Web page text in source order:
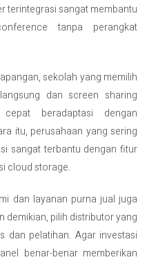
terintegrasi sangat membantu
tanpa perangkat
sekolah yang memilih
dan screen sharing
beradaptasi dengan
itu, perusahaan yang sering
sangat terbantu dengan fitur
cloud storage.
dan layanan purna jual juga
demikian, pilih distributor yang
dan pelatihan. Agar investasi
benar-benar memberikan